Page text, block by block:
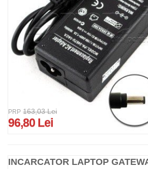
PRP 163,03 Lei
96,80 Lei
INCARCATOR LAPTOP